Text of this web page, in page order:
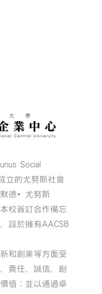
Social
立的尤努斯社會
默德•尤努斯
校簽訂合作備忘
設於擁有AACSB
和創業等方面受
責任、誠信、創
值；並以通過卓